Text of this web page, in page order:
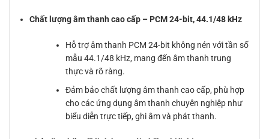
Chất lượng âm thanh cao cấp – PCM 24-bit, 44.1/48 kHz
Hỗ trợ âm thanh PCM 24-bit không nén với tần số
mẫu 44.1/48 kHz, mang đến âm thanh trung
thực và rõ ràng.
Đảm bảo chất lượng âm thanh cao cấp, phù hợp
cho các ứng dụng âm thanh chuyên nghiệp như
biểu diễn trực tiếp, ghi âm và phát thanh.